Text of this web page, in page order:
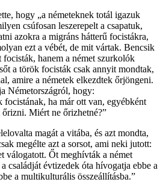
hogy „a németeknek totál igazuk
csúfosan leszerepelt a csapatuk,
azokra a migráns hátterű focistákra,
ezt a vébét, de mit vártak. Bencsik
focisták, hanem a német szurkolók
a török focisták csak annyit mondtak,
amire a németek elkezdtek őrjöngeni.
Németországról, hogy:
focistának, ha már ott van, egyébként
Miért ne őrizhetné?”
magát a vitába, és azt mondta,
megélte azt a sorsot, ami neki jutott:
válogatott. Őt meghívták a német
családját évtizedek óta hívogatja ebbe a
a multikulturális összeállításba.”